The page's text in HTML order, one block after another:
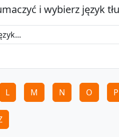
i wybierz język
L M N O P